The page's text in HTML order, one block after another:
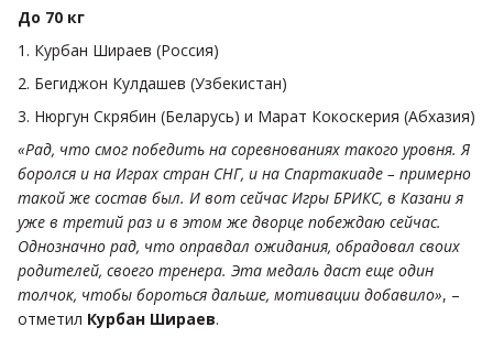
До 70 кг
1. Курбан Шираев (Россия)
2. Бегиджон Кулдашев (Узбекистан)
3. Нюргун Скрябин (Беларусь) и Марат Кокоскерия (Абхазия)
«Рад, что смог победить на соревнованиях такого уровня. Я
боролся и на Играх стран СНГ, и на Спартакиаде – примерно
такой же состав был. И вот сейчас Игры БРИКС, в Казани я
уже в третий раз и в этом же дворце побеждаю сейчас.
Однозначно рад, что оправдал ожидания, обрадовал своих
родителей, своего тренера. Эта медаль даст еще один
толчок, чтобы бороться дальше, мотивации добавило», –
отметил Курбан Шираев.